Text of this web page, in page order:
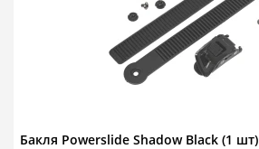
Бакля Powerslide Shadow Black (1 шт)